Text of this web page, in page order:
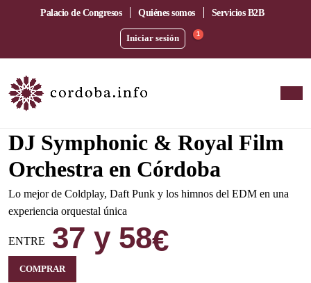
Palacio de Congresos Quiénes somos Servicios B2B
Iniciar sesión 1
DJ Symphonic & Royal Film
Orchestra en Córdoba
Lo mejor de Coldplay, Daft Punk y los himnos del EDM en una
experiencia orquestal única
ENTRE 37 y 58€
COMPRAR